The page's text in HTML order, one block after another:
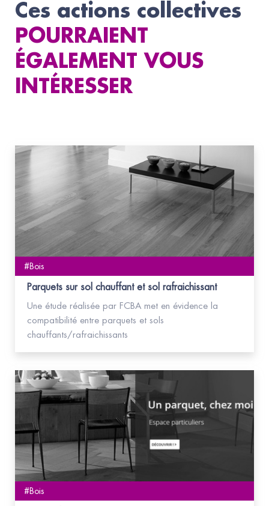
Ces actions collectives
POURRAIENT
ÉGALEMENT VOUS
INTÉRESSER
#Bois
Parquets sur sol chauffant et sol rafraichissant
Une étude réalisée par FCBA met en évidence la
compatibilité entre parquets et sols
chauffants/rafraichissants
#Bois